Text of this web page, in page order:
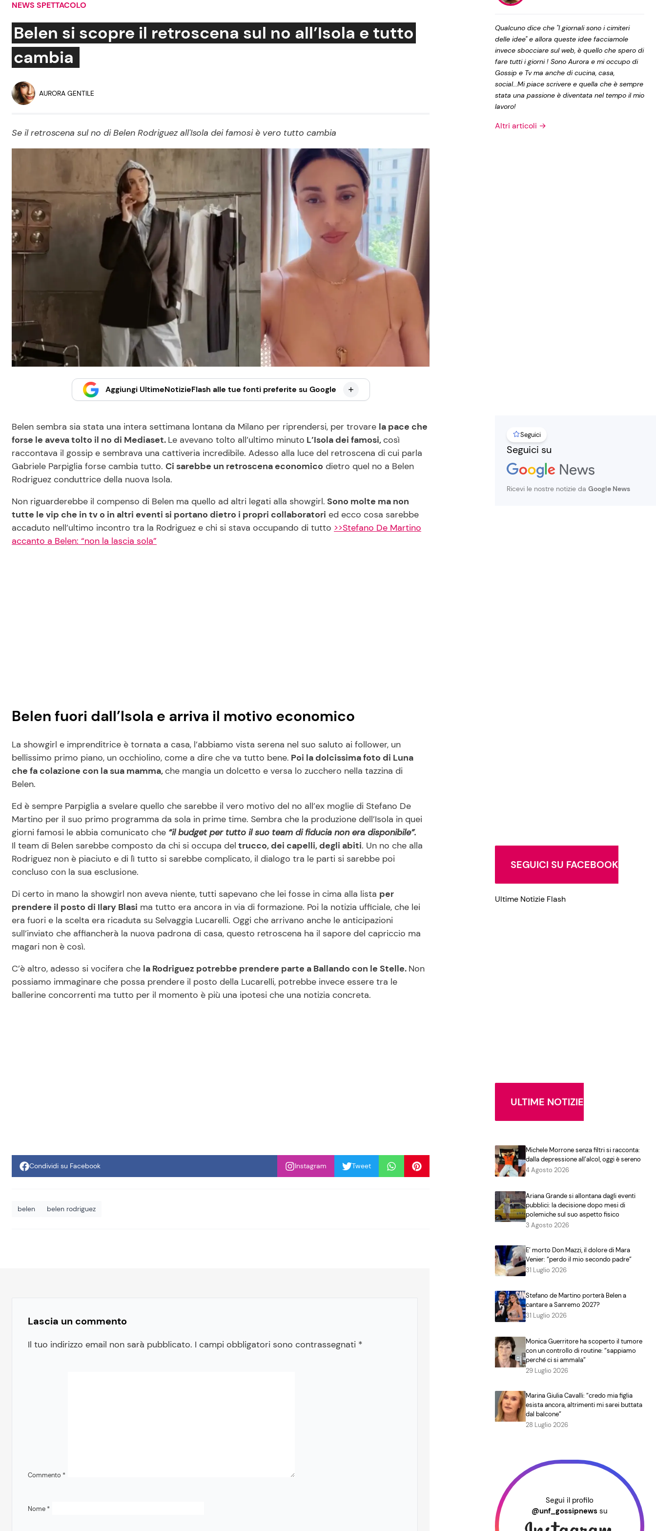
Social News
News dal mondo
Mondo Mamma
Salute
Festività
Le Ricette in TV
Ricette Facili e Veloci
Ricette Feste
Ricette per Bambini
Privacy Policy
NEWS SPETTACOLO
Belen si scopre il retroscena sul no all’Isola e tutto
cambia
AURORA GENTILE
Se il retroscena sul no di Belen Rodriguez all'Isola dei famosi è vero tutto cambia
Aggiungi UltimeNotizieFlash alle tue fonti preferite su Google
Belen sembra sia stata una intera settimana lontana da Milano per riprendersi, per trovare la pace che
forse le aveva tolto il no di Mediaset. Le avevano tolto all’ultimo minuto L’Isola dei famosi, così
raccontava il gossip e sembrava una cattiveria incredibile. Adesso alla luce del retroscena di cui parla
Gabriele Parpiglia forse cambia tutto. Ci sarebbe un retroscena economico dietro quel no a Belen
Rodriguez conduttrice della nuova Isola.
Non riguarderebbe il compenso di Belen ma quello ad altri legati alla showgirl. Sono molte ma non
tutte le vip che in tv o in altri eventi si portano dietro i propri collaboratori ed ecco cosa sarebbe
accaduto nell’ultimo incontro tra la Rodriguez e chi si stava occupando di tutto >>Stefano De Martino
accanto a Belen: “non la lascia sola”
Belen fuori dall’Isola e arriva il motivo economico
La showgirl e imprenditrice è tornata a casa, l’abbiamo vista serena nel suo saluto ai follower, un
bellissimo primo piano, un occhiolino, come a dire che va tutto bene. Poi la dolcissima foto di Luna
che fa colazione con la sua mamma, che mangia un dolcetto e versa lo zucchero nella tazzina di
Belen.
Ed è sempre Parpiglia a svelare quello che sarebbe il vero motivo del no all’ex moglie di Stefano De
Martino per il suo primo programma da sola in prime time. Sembra che la produzione dell’Isola in quei
giorni famosi le abbia comunicato che “il budget per tutto il suo team di fiducia non era disponibile”.
Il team di Belen sarebbe composto da chi si occupa del trucco, dei capelli, degli abiti. Un no che alla
Rodriguez non è piaciuto e di lì tutto si sarebbe complicato, il dialogo tra le parti si sarebbe poi
concluso con la sua esclusione.
Di certo in mano la showgirl non aveva niente, tutti sapevano che lei fosse in cima alla lista per
prendere il posto di Ilary Blasi ma tutto era ancora in via di formazione. Poi la notizia ufficiale, che lei
era fuori e la scelta era ricaduta su Selvaggia Lucarelli. Oggi che arrivano anche le anticipazioni
sull’inviato che affiancherà la nuova padrona di casa, questo retroscena ha il sapore del capriccio ma
magari non è così.
C’è altro, adesso si vocifera che la Rodriguez potrebbe prendere parte a Ballando con le Stelle. Non
possiamo immaginare che possa prendere il posto della Lucarelli, potrebbe invece essere tra le
ballerine concorrenti ma tutto per il momento è più una ipotesi che una notizia concreta.
Condividi su Facebook Instagram Tweet
belen belen rodriguez
Lascia un commento
Il tuo indirizzo email non sarà pubblicato. I campi obbligatori sono contrassegnati *
Commento *
Nome *
Qualcuno dice che "I giornali sono i cimiteri
delle idee" e allora queste idee facciamole
invece sbocciare sul web, è quello che spero di
fare tutti i giorni ! Sono Aurora e mi occupo di
Gossip e Tv ma anche di cucina, casa,
social...Mi piace scrivere e quella che è sempre
stata una passione è diventata nel tempo il mio
lavoro!
Altri articoli →
Seguici
Seguici su
Ricevi le nostre notizie da Google News
SEGUICI SU FACEBOOK
Ultime Notizie Flash
ULTIME NOTIZIE
Michele Morrone senza filtri si racconta:
dalla depressione all’alcol, oggi è sereno
4 Agosto 2026
Ariana Grande si allontana dagli eventi
pubblici: la decisione dopo mesi di
polemiche sul suo aspetto fisico
3 Agosto 2026
E’ morto Don Mazzi, il dolore di Mara
Venier: “perdo il mio secondo padre”
31 Luglio 2026
Stefano de Martino porterà Belen a
cantare a Sanremo 2027?
31 Luglio 2026
Monica Guerritore ha scoperto il tumore
con un controllo di routine: “sappiamo
perché ci si ammala”
29 Luglio 2026
Marina Giulia Cavalli: “credo mia figlia
esista ancora, altrimenti mi sarei buttata
dal balcone”
28 Luglio 2026
Segui il profilo
@unf_gossipnews su